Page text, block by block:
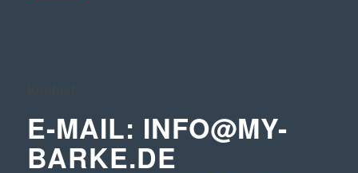
E-MAIL: INFO@MY-
BARKE.DE